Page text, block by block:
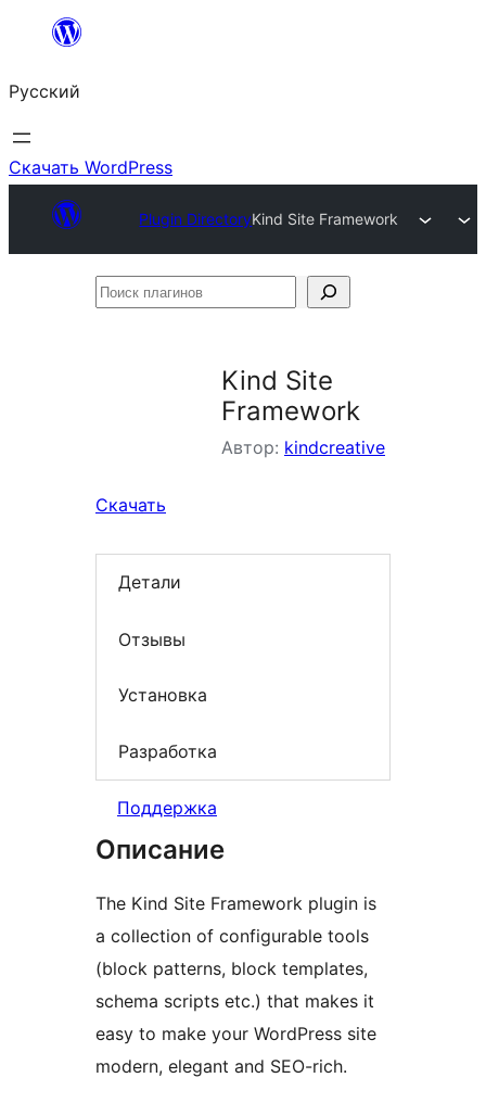
Перейти
содержимому
Русский
Скачать WordPress
Plugin DirectoryKind Site Framework
Поиск
Kind Site
Framework
Автор: kindcreative
Скачать
Детали
Отзывы
Установка
Разработка
Поддержка
Описание
The Kind Site Framework plugin is
a collection of configurable tools
(block patterns, block templates,
schema scripts etc.) that makes it
easy to make your WordPress site
modern, elegant and SEO-rich.